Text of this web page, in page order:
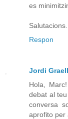
es
Salutacions.
Respon
Jordi
Hola,
debat al
conversa
aprofito per